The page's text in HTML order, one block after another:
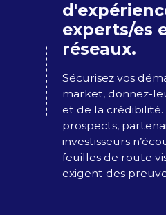
experts/es
réseaux.
Sécurisez vos
market, donnez-
et de la crédibilité.​
prospects,
investisseurs
feuilles de route
exigent des